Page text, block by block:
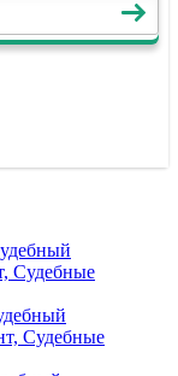
Судебные
Судебные